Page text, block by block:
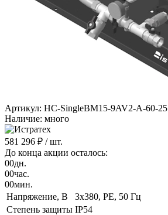
Артикул: HC-SingleBM15-9AV2-A-60-25
Наличие: много
581 296 ₽ / шт.
До конца акции осталось:
00дн.
00час.
00мин.
Напряжение, B
3x380, PE, 50 Гц
Степень защиты IP54